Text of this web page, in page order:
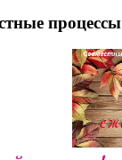
процессы